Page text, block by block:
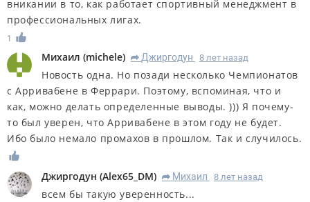
вникании в то, как работает спортивный менеджмент в
профессиональных лигах.
1
Михаил (michele) R Джиргодун 8 лет назад
Новость одна. Но позади несколько Чемпионатов
с Арривабене в Феррари. Поэтому, вспоминая, что и
как, можно делать определенные выводы. ))) Я почему-
то был уверен, что Арривабене в этом году не будет.
Ибо было немало промахов в прошлом. Так и случилось.
Джиргодун (Alex65_DM) R Михаил 8 лет назад
всем бы такую уверенность...